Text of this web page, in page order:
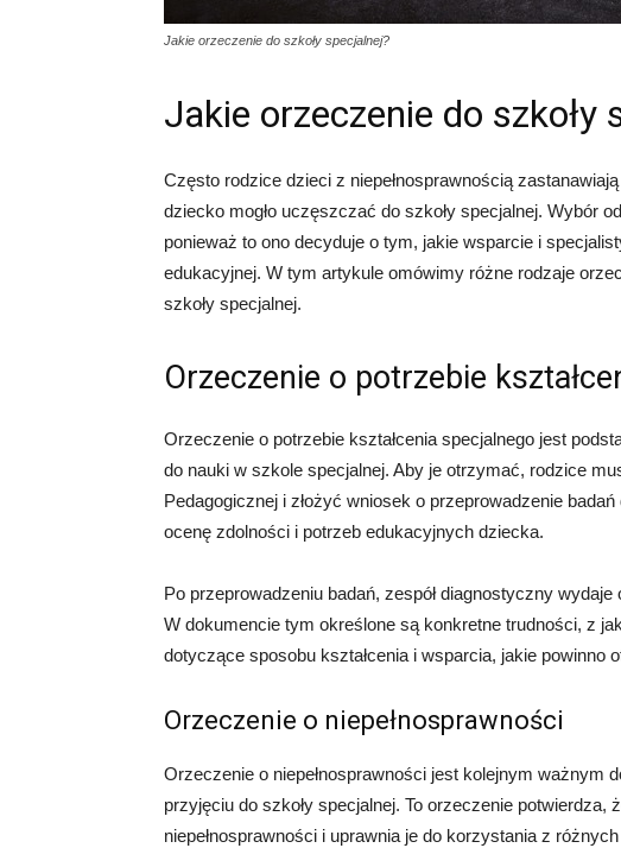
Jakie orzeczenie do szkoły specjalnej?
Jakie orzeczenie do szkoły
Często rodzice dzieci z niepełnosprawnością
dziecko mogło uczęszczać do szkoły specjalnej. Wybór
ponieważ to ono decyduje o tym, jakie wsparcie i
edukacyjnej. W tym artykule omówimy różne rodzaje
szkoły specjalnej.
Orzeczenie o potrzebie
Orzeczenie o potrzebie kształcenia specjalnego jest
do nauki w szkole specjalnej. Aby je otrzymać, rodzice
Pedagogicznej i złożyć wniosek o przeprowadzenie
ocenę zdolności i potrzeb edukacyjnych dziecka.
Po przeprowadzeniu badań, zespół diagnostyczny
W dokumencie tym określone są konkretne trudności, z
dotyczące sposobu kształcenia i wsparcia, jakie powinno
Orzeczenie o niepełnosprawności
Orzeczenie o niepełnosprawności jest kolejnym
przyjęciu do szkoły specjalnej. To orzeczenie potwierdza,
niepełnosprawności i uprawnia je do korzystania z